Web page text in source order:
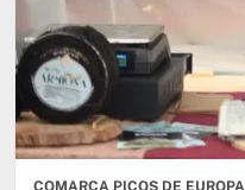
COMARCA PICOS DE EUROPA